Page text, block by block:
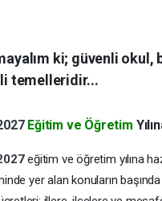
ki; güvenli
temelleridir...
Eğitim ve Öğretim
eğitim ve öğretim yılına
yer alan konuların